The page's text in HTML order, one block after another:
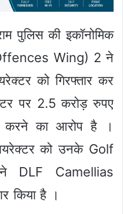
पुलिस की इकॉनोमिक
Wing) 2 ने
को गिरफ्तार कर
पर 2.5 करोड़ रुपए
करने का आरोप है ।
को उनके Golf
DLF Camellias
किया है ।